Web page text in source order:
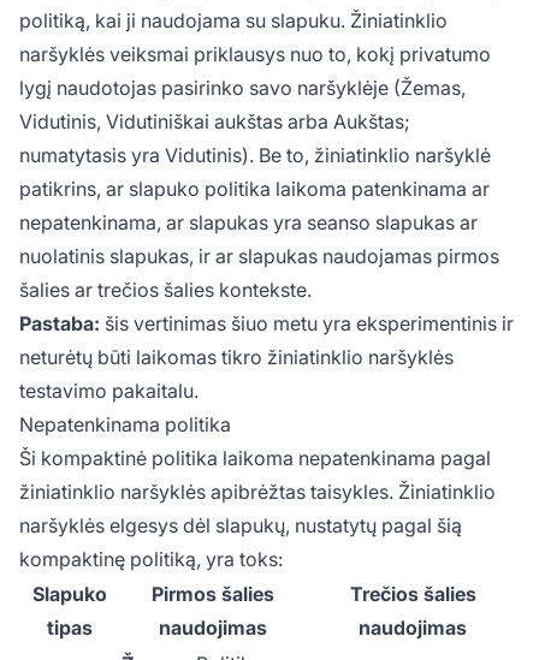
politiką, kai ji naudojama su slapuku. Žiniatinklio
naršyklės veiksmai priklausys nuo to, kokį privatumo
lygį naudotojas pasirinko savo naršyklėje (Žemas,
Vidutinis, Vidutiniškai aukštas arba Aukštas;
numatytasis yra Vidutinis). Be to, žiniatinklio naršyklė
patikrins, ar slapuko politika laikoma patenkinama ar
nepatenkinama, ar slapukas yra seanso slapukas ar
nuolatinis slapukas, ir ar slapukas naudojamas pirmos
šalies ar trečios šalies kontekste.
Pastaba: šis vertinimas šiuo metu yra eksperimentinis ir
neturėtų būti laikomas tikro žiniatinklio naršyklės
testavimo pakaitalu.
Nepatenkinama politika
Ši kompaktinė politika laikoma nepatenkinama pagal
žiniatinklio naršyklės apibrėžtas taisykles. Žiniatinklio
naršyklės elgesys dėl slapukų, nustatytų pagal šią
kompaktinę politiką, yra toks:
Slapuko
tipas
Pirmos šalies
naudojimas
Trečios šalies
naudojimas